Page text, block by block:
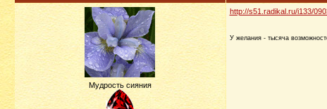
Мудрость сияния
http://s51.radikal.ru/i133/
У желания - тысяча